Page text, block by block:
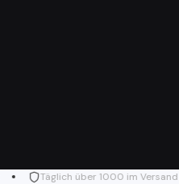
Täglich über 1000 im Versand